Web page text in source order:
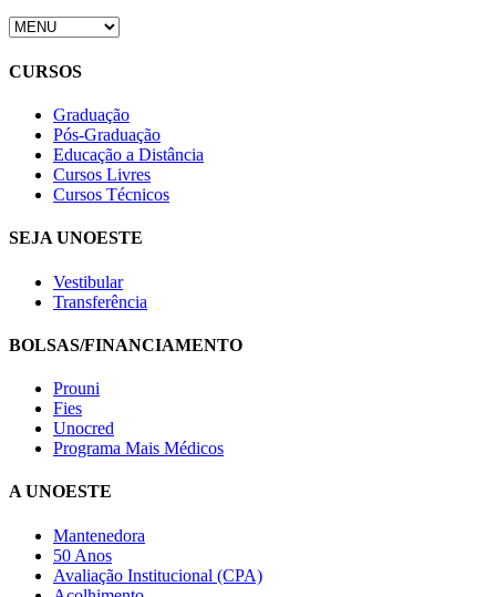
CURSOS
Graduação
Pós-Graduação
Educação a Distância
Cursos Livres
Cursos Técnicos
SEJA UNOESTE
Vestibular
Transferência
BOLSAS/FINANCIAMENTO
Prouni
Fies
Unocred
Programa Mais Médicos
A UNOESTE
Mantenedora
50 Anos
Avaliação Institucional (CPA)